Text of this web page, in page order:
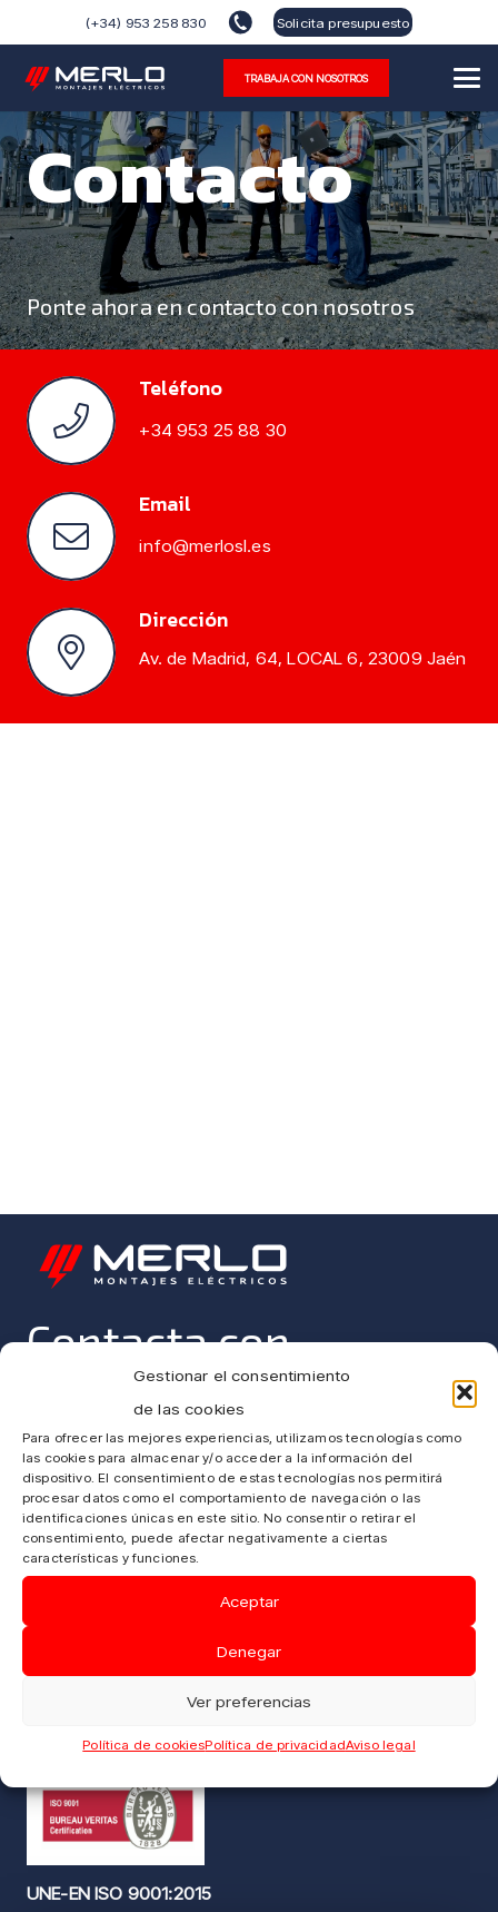
Gestionar el consentimiento
de las cookies
Para ofrecer las mejores experiencias, utilizamos tecnologías como
las cookies para almacenar y/o acceder a la información del
dispositivo. El consentimiento de estas tecnologías nos permitirá
procesar datos como el comportamiento de navegación o las
identificaciones únicas en este sitio. No consentir o retirar el
consentimiento, puede afectar negativamente a ciertas
características y funciones.
Aceptar
Denegar
Ver preferencias
Política de cookiesPolítica de privacidadAviso legal
(+34) 953 258 830 Solicita presupuesto
TRABAJA CON NOSOTROS
Contacto
Ponte ahora en contacto con nosotros
Teléfono
+34 953 25 88 30
Email
info@merlosl.es
Dirección
Av. de Madrid, 64, LOCAL 6, 23009 Jaén
Contacta con
nosotros
¡Te ayudamos!
953 25 88 30
Nuestro perfil de linkedin
UNE-EN ISO 9001:2015